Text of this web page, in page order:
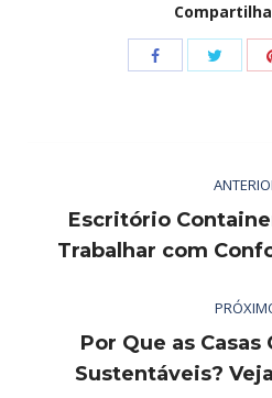
post:Escritório
Trabalhar com
Por Que as Casas
Sustentáveis?